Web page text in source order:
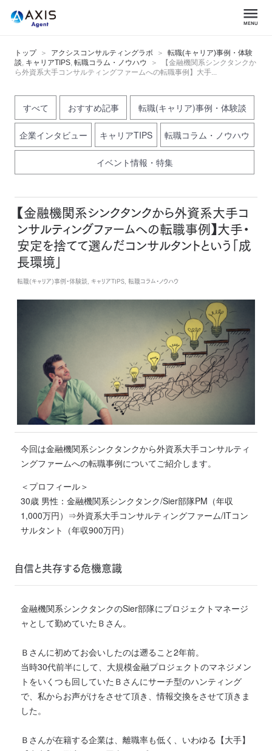
トップ アクシスコンサルティングラボ
転職(キャリア)事例・体験
談, キャリアTIPS, 転職コラム・ノウハウ
【金融機関系シンクタンクか
ら外資系大手コンサルティングファームへの転職事例】大手...
すべて おすすめ記事 転職(キャリア)事例・体験談
企業インタビュー キャリアTIPS 転職コラム・ノウハウ
イベント情報・特集
【金融機関系シンクタンクから外資系大手コ
ンサルティングファームへの転職事例】大手・
安定を捨てて選んだコンサルタントという「成
長環境」
転職(キャリア)事例・体験談, キャリアTIPS, 転職コラム・ノウハウ
今回は金融機関系シンクタンクから外資系大手コンサルティ
ングファームへの転職事例についてご紹介します。
＜プロフィール＞
30歳 男性：金融機関系シンクタンク/Sier部隊PM（年収
1,000万円）⇒外資系大手コンサルティングファーム/ITコン
サルタント（年収900万円）
自信と共存する危機意識
金融機関系シンクタンクのSier部隊にプロジェクトマネージ
ャとして勤めていたＢさん。
Ｂさんに初めてお会いしたのは遡ること2年前。
当時30代前半にして、大規模金融プロジェクトのマネジメン
トをいくつも回していたＢさんにサーチ型のハンティング
で、私からお声がけをさせて頂き、情報交換をさせて頂きま
した。
Ｂさんが在籍する企業は、離職率も低く、いわゆる【大手】